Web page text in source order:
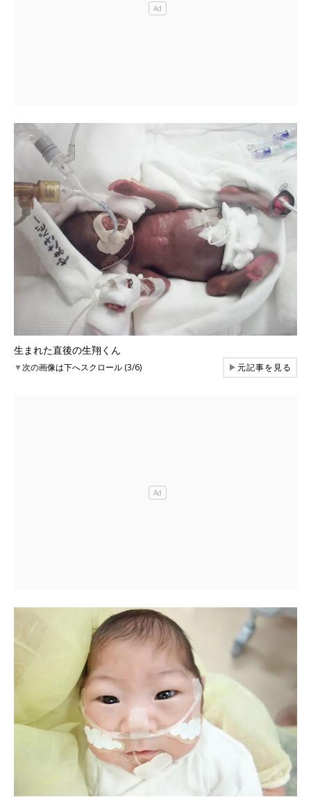
生まれた直後の生翔くん
▼次の画像は下へスクロール (3/6) ▶元記事を見る